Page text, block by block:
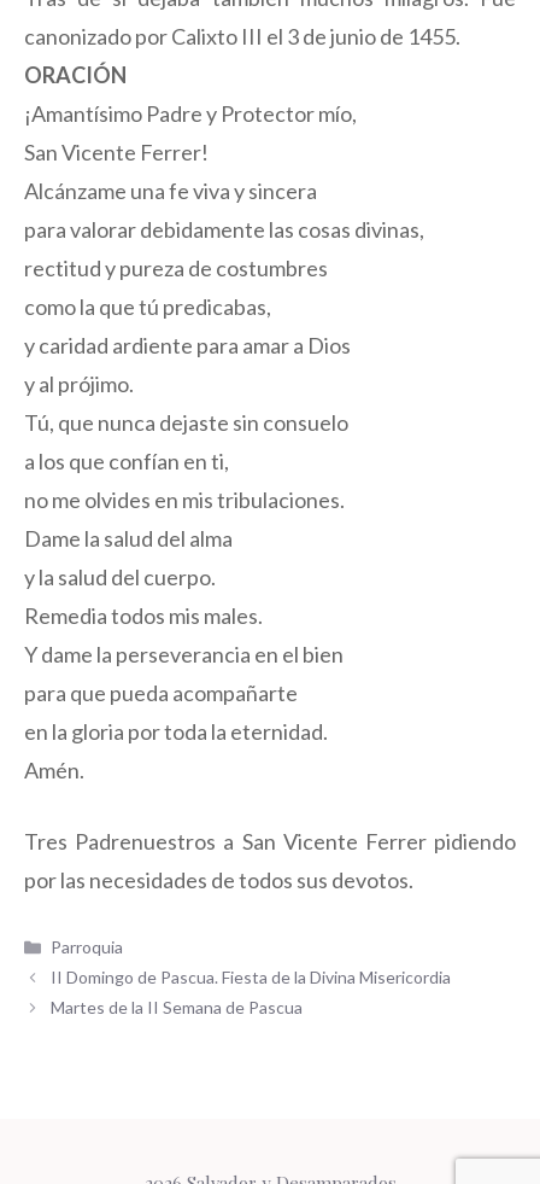
canonizado por Calixto III el 3 de junio de 1455.
ORACIÓN
¡Amantísimo Padre y Protector mío,
San Vicente Ferrer!
Alcánzame una fe viva y sincera
para valorar debidamente las cosas divinas,
rectitud y pureza de costumbres
como la que tú predicabas,
y caridad ardiente para amar a Dios
y al prójimo.
Tú, que nunca dejaste sin consuelo
a los que confían en ti,
no me olvides en mis tribulaciones.
Dame la salud del alma
y la salud del cuerpo.
Remedia todos mis males.
Y dame la perseverancia en el bien
para que pueda acompañarte
en la gloria por toda la eternidad.
Amén.
Tres Padrenuestros a San Vicente Ferrer pidiendo
por las necesidades de todos sus devotos.
Categorías
Parroquia
II Domingo de Pascua. Fiesta de la Divina Misericordia
Martes de la II Semana de Pascua